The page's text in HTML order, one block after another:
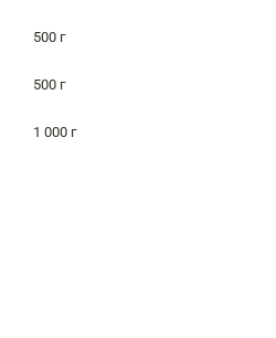
500 г
500 г
1 000 г